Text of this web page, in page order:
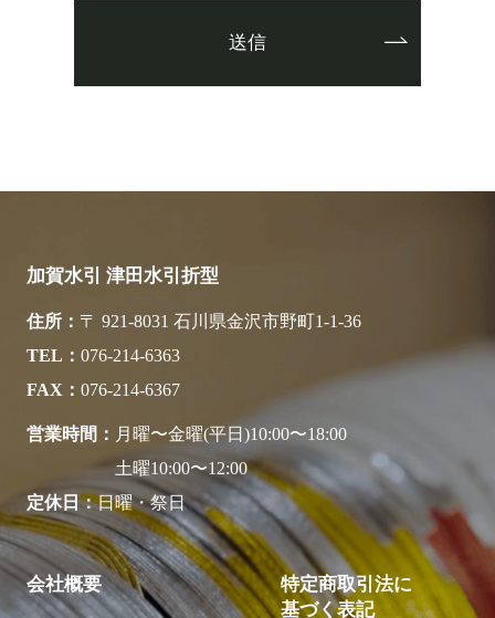
加賀水引 津田水引折型
住所
〒 921-8031 石川県金沢市野町1-1-36
TEL
076-214-6363
FAX
076-214-6367
営業時間
月曜〜金曜(平日)10:00〜18:00
土曜10:00〜12:00
定休日
日曜・祭日
会社概要
特定商取引法に
基づく表記